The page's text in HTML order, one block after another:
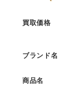
買取価格
ブランド名
商品名